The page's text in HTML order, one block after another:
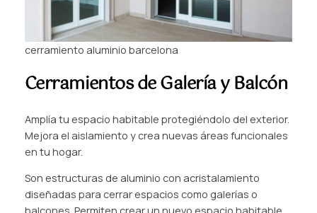
cerramiento aluminio barcelona
Cerramientos de Galería y Balcón
Amplía tu espacio habitable protegiéndolo del exterior.
Mejora el aislamiento y crea nuevas áreas funcionales
en tu hogar.
Son estructuras de aluminio con acristalamiento
diseñadas para cerrar espacios como galerías o